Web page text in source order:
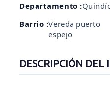
Departamento :
Barrio :Vereda puerto
espejo
DESCRIPCIÓN DEL